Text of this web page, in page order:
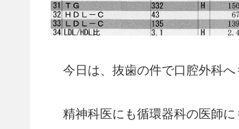
今日は、抜歯の件で口腔外科へ
精神科医にも循環器科の医師に